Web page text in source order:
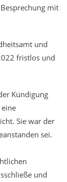
mit
und
fristlos und
Kündigung
Sie war der
sei.
und